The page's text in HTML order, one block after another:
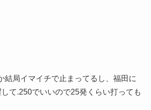
結局イマイチで止まってるし、福田に
て.250でいいので25発くらい打っても